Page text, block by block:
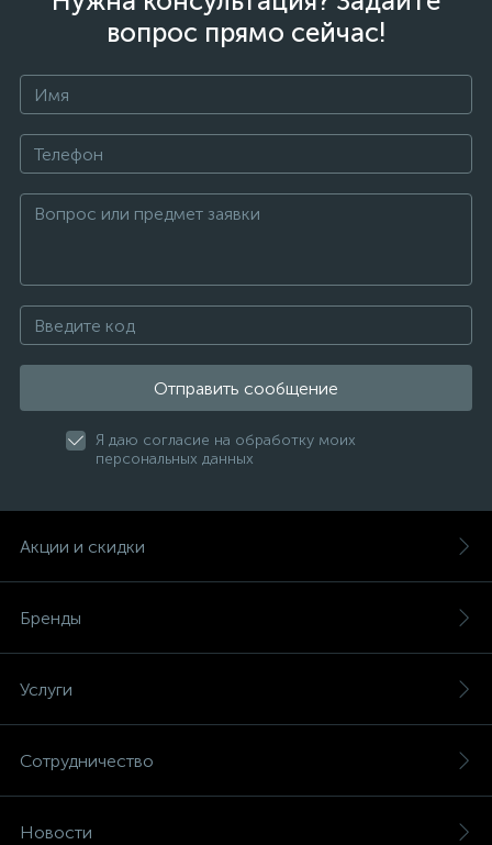
вопрос прямо сейчас!
Отправить сообщение
Я даю согласие на обработку моих
персональных данных
Акции и скидки
Бренды
Услуги
Сотрудничество
Новости